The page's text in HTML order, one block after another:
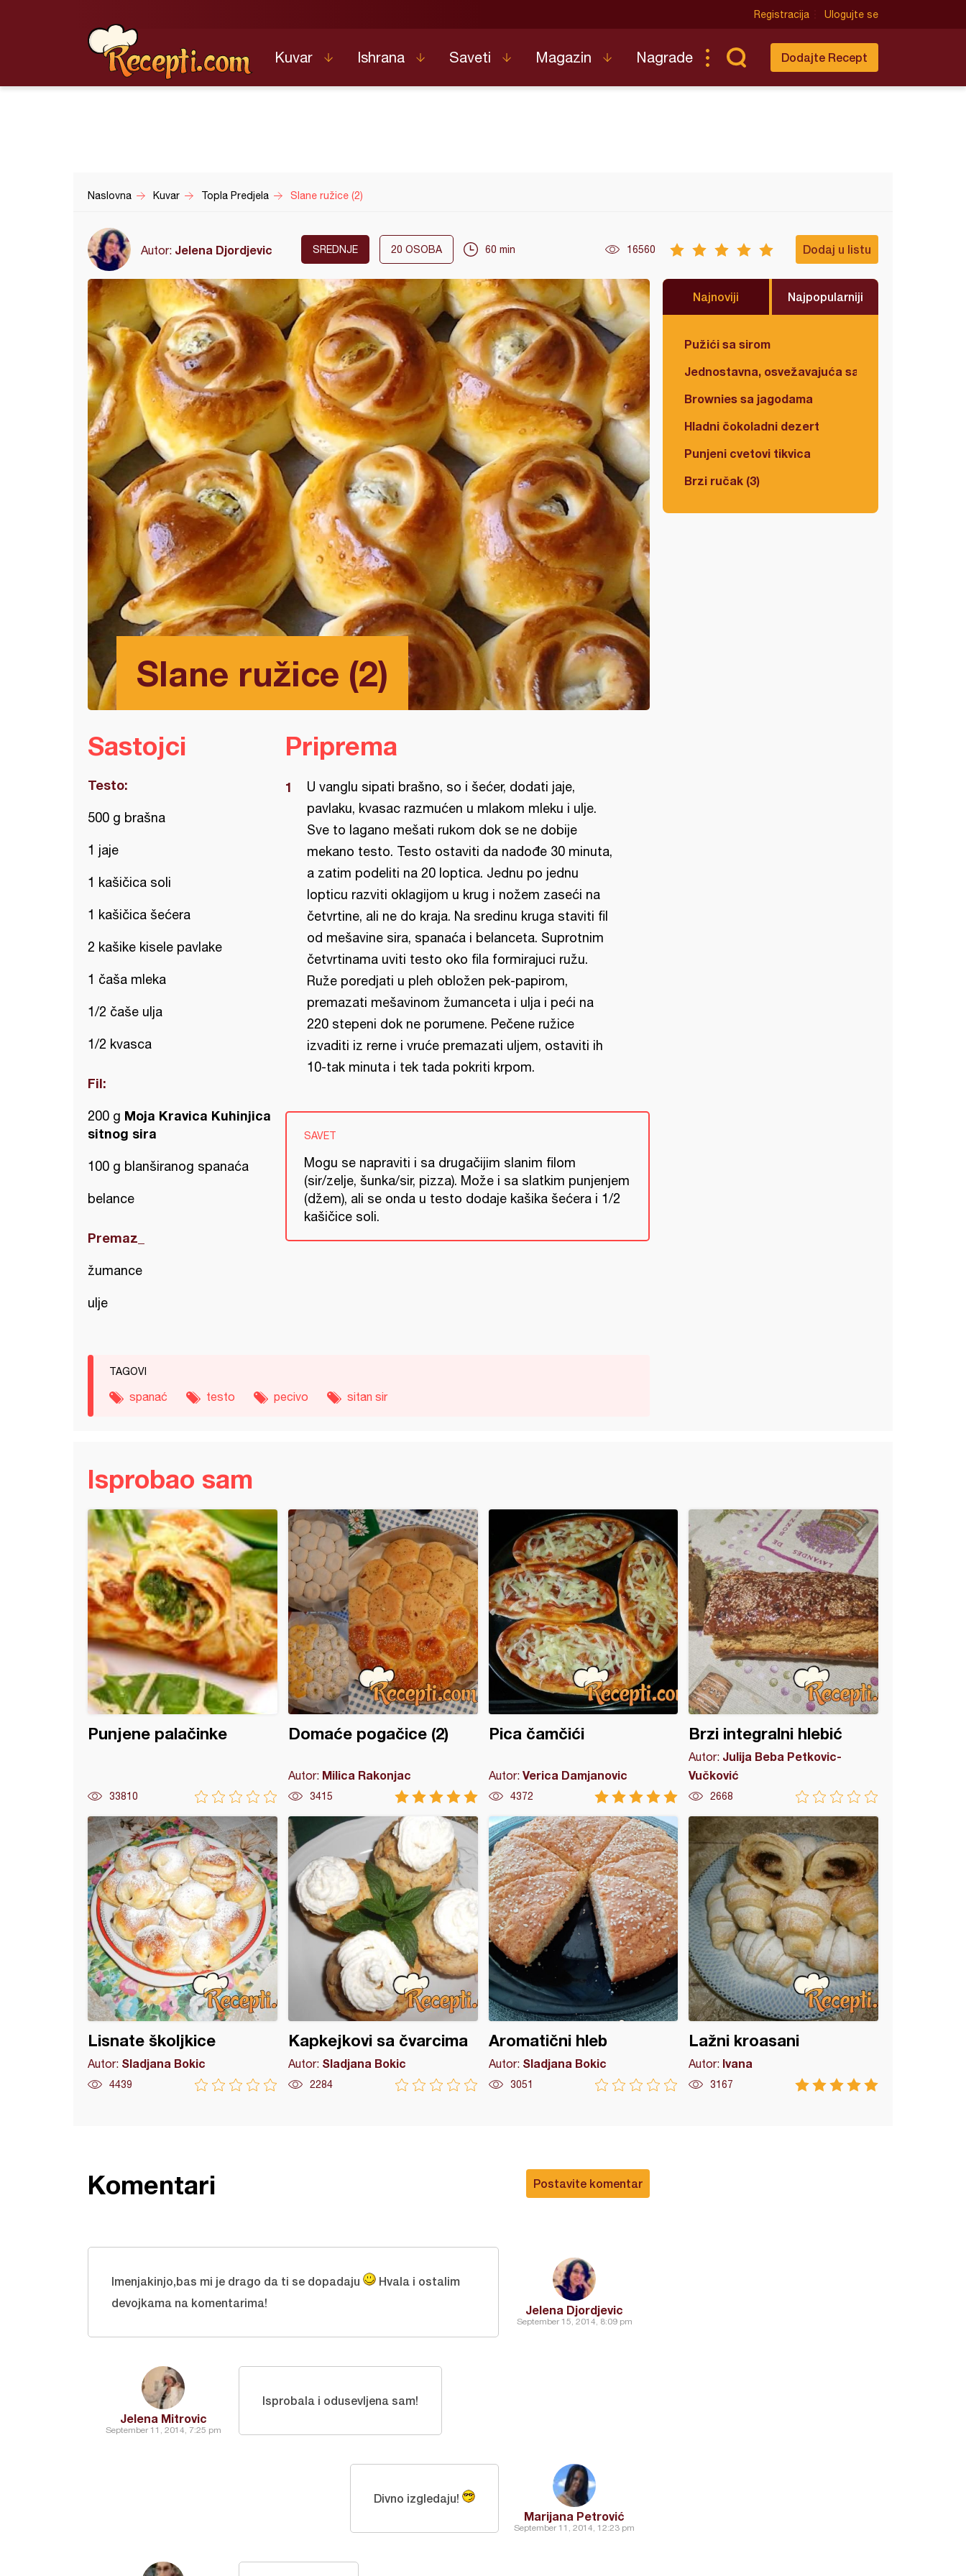
Registracija Ulogujte se
Kuvar Ishrana Saveti Magazin Nagrade Dodajte Recept
Naslovna Kuvar Topla Predjela Slane ružice (2)
Autor: Jelena Djordjevic SREDNJE 20 OSOBA 60 min 16560 Dodaj u listu
Slane ružice (2)
Najnoviji Najpopularniji
Pužići sa sirom
Jednostavna, osvežavajuća salata
Brownies sa jagodama
Hladni čokoladni dezert
Punjeni cvetovi tikvica
Brzi ručak (3)
Sastojci
Testo:
500 g brašna
1 jaje
1 kašičica soli
1 kašičica šećera
2 kašike kisele pavlake
1 čaša mleka
1/2 čaše ulja
1/2 kvasca
Fil:
200 g Moja Kravica Kuhinjica
sitnog sira
100 g blanširanog spanaća
belance
Premaz_
žumance
ulje
Priprema
U vanglu sipati brašno, so i šećer, dodati jaje,
pavlaku, kvasac razmućen u mlakom mleku i ulje.
Sve to lagano mešati rukom dok se ne dobije
mekano testo. Testo ostaviti da nadođe 30 minuta,
a zatim podeliti na 20 loptica. Jednu po jednu
lopticu razviti oklagijom u krug i nožem zaseći na
četvrtine, ali ne do kraja. Na sredinu kruga staviti fil
od mešavine sira, spanaća i belanceta. Suprotnim
četvrtinama uviti testo oko fila formirajuci ružu.
Ruže poredjati u pleh obložen pek-papirom,
premazati mešavinom žumanceta i ulja i peći na
220 stepeni dok ne porumene. Pečene ružice
izvaditi iz rerne i vruće premazati uljem, ostaviti ih
10-tak minuta i tek tada pokriti krpom.
SAVET
Mogu se napraviti i sa drugačijim slanim filom
(sir/zelje, šunka/sir, pizza). Može i sa slatkim punjenjem
(džem), ali se onda u testo dodaje kašika šećera i 1/2
kašičice soli.
TAGOVI
spanać testo pecivo sitan sir
Isprobao sam
Punjene palačinke
33810
Domaće pogačice (2)
Autor: Milica Rakonjac
3415
Pica čamčići
Autor: Verica Damjanovic
4372
Brzi integralni hlebić
Autor: Julija Beba Petkovic-
Vučković
2668
Lisnate školjkice
Autor: Sladjana Bokic
4439
Kapkejkovi sa čvarcima
Autor: Sladjana Bokic
2284
Aromatični hleb
Autor: Sladjana Bokic
3051
Lažni kroasani
Autor: Ivana
3167
Postavite komentar
Komentari
Jelena Djordjevic
September 15, 2014, 8:09 pm
Imenjakinjo,bas mi je drago da ti se dopadaju
Hvala i ostalim
devojkama na komentarima!
Jelena Mitrovic
September 11, 2014, 7:25 pm
Isprobala i odusevljena sam!
Marijana Petrović
September 11, 2014, 12:23 pm
Divno izgledaju!